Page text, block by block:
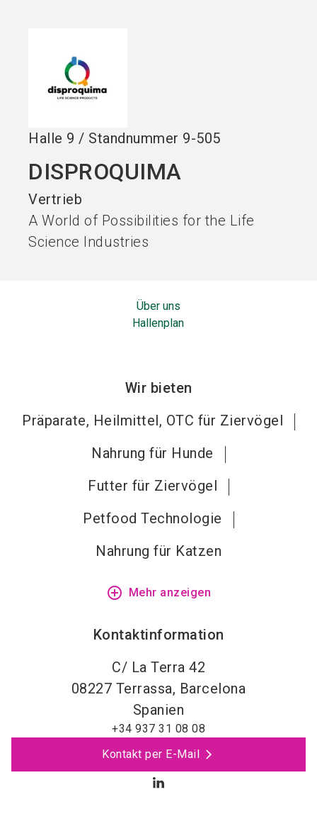
Halle 9 / Standnummer 9-505
DISPROQUIMA
Vertrieb
A World of Possibilities for the Life
Science Industries
Über uns
Hallenplan
Wir bieten
Präparate, Heilmittel, OTC für Ziervögel
Nahrung für Hunde
Futter für Ziervögel
Petfood Technologie
Nahrung für Katzen
add_circle_outline Mehr anzeigen
Kontaktinformation
C/ La Terra 42
08227 Terrassa, Barcelona
Spanien
+34 937 31 08 08
Kontakt per E-Mail